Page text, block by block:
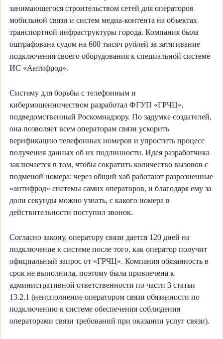
занимающегося строительством сетей для операторов
мобильной связи и систем медиа-контента на объектах
транспортной инфраструктуры города. Компания была
оштрафована судом на 600 тысяч рублей за затягивание
подключения своего оборудования к специальной системе
ИС «Антифрод».
Систему для борьбы с телефонным и
кибермошенничеством разработал ФГУП «ГРЧЦ»,
подведомственный Роскомнадзору. По задумке создателей,
она позволяет всем операторам связи ускорить
верификацию телефонных номеров и упростить процесс
получения данных об их подлинности. Идея разработчика
заключается в том, чтобы сократить количество вызовов с
подменой номера: через общий хаб работают разрозненные
«антифрод» системы самих операторов, и благодаря ему за
доли секунды можно узнать, с какого номера в
действительности поступил звонок.
Согласно закону, оператору связи дается 120 дней на
подключение к системе после того, как оператор получит
официальный запрос от «ГРЧЦ». Компания обязанность в
срок не выполнила, поэтому была привлечена к
административной ответственности по части 3 статьи
13.2.1 (неисполнение оператором связи обязанности по
подключению к системе обеспечения соблюдения
операторами связи требований при оказании услуг связи).